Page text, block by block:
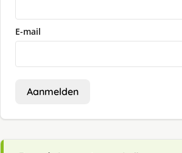
E-mail
Aanmelden